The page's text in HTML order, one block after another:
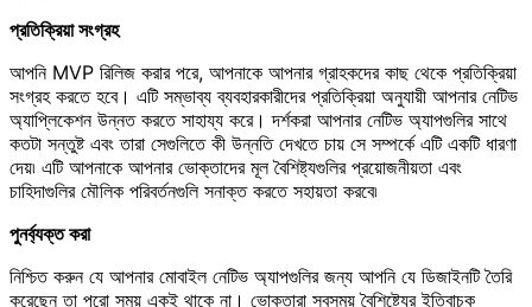
প্রতিক্রিয়া সংগ্রহ
আপনি MVP রিলিজ করার পরে, আপনাকে আপনার গ্রাহকদের কাছ থেকে প্রতিক্রিয়া
সংগ্রহ করতে হবে। এটি সম্ভাব্য ব্যবহারকারীদের প্রতিক্রিয়া অনুযায়ী আপনার নেটিভ
অ্যাপ্লিকেশন উন্নত করতে সাহায্য করে। দর্শকরা আপনার নেটিভ অ্যাপগুলির সাথে
কতটা সন্তুষ্ট এবং তারা সেগুলিতে কী উন্নতি দেখতে চায় সে সম্পর্কে এটি একটি ধারণা
দেয়৷ এটি আপনাকে আপনার ভোক্তাদের মূল বৈশিষ্ট্যগুলির প্রয়োজনীয়তা এবং
চাহিদাগুলির মৌলিক পরিবর্তনগুলি সনাক্ত করতে সহায়তা করবে৷
পুনর্ব্যক্ত করা
নিশ্চিত করুন যে আপনার মোবাইল নেটিভ অ্যাপগুলির জন্য আপনি যে ডিজাইনটি তৈরি
করেছেন তা পুরো সময় একই থাকে না। ভোক্তারা সবসময় বৈশিষ্ট্যের ইতিবাচক